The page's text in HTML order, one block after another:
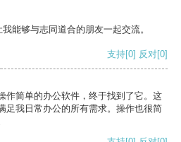
能够与志同道合的朋友一起交流。
支持[0] 反对[0]
作简单的办公软件，终于找到了它。这
足我日常办公的所有需求。操作也很简